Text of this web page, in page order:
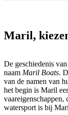
Maril,
De geschiedenis
naam Maril Boats.
van de namen van
het begin is Maril
watersport is bij